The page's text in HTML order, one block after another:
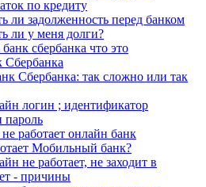
по кредиту
ли задолженность перед банком
ли у меня долги?
сбербанка что это
Сбербанка
Сбербанка: так сложно или так
логин ; идентификатор
пароль
работает онлайн банк
Мобильный банк?
не работает, не заходит в
- причины